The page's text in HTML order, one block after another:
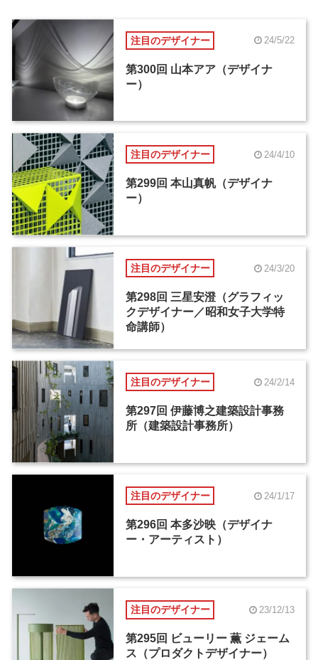
注目のデザイナー 24/5/22
第300回 山本アア（デザイナ
ー）
注目のデザイナー 24/4/10
第299回 本山真帆（デザイナ
ー）
注目のデザイナー 24/3/20
第298回 三星安澄（グラフィッ
クデザイナー／昭和女子大学特
命講師）
注目のデザイナー 24/2/14
第297回 伊藤博之建築設計事務
所（建築設計事務所）
注目のデザイナー 24/1/17
第296回 本多沙映（デザイナ
ー・アーティスト）
注目のデザイナー 23/12/13
第295回 ビューリー 薫 ジェーム
ス（プロダクトデザイナー）